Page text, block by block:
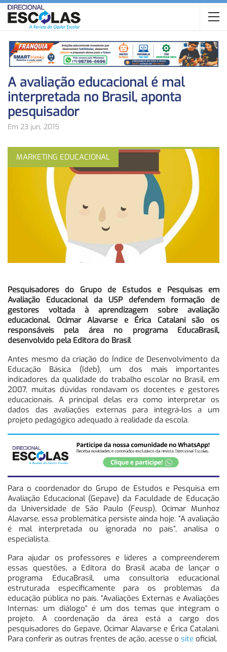
A avaliação educacional é mal
interpretada no Brasil, aponta
pesquisador
Em 23 jun, 2015
MARKETING EDUCACIONAL
Pesquisadores do Grupo de Estudos e Pesquisas em
Avaliação Educacional da USP defendem formação de
gestores voltada à aprendizagem sobre avaliação
educacional. Ocimar Alavarse e Érica Catalani são os
responsáveis pela área no programa EducaBrasil,
desenvolvido pela Editora do Brasil
Antes mesmo da criação do Índice de Desenvolvimento da
Educação Básica (Ideb), um dos mais importantes
indicadores da qualidade do trabalho escolar no Brasil, em
2007, muitas dúvidas rondavam os docentes e gestores
educacionais. A principal delas era como interpretar os
dados das avaliações externas para integrá-los a um
projeto pedagógico adequado à realidade da escola.
Para o coordenador do Grupo de Estudos e Pesquisa em
Avaliação Educacional (Gepave) da Faculdade de Educação
da Universidade de São Paulo (Feusp), Ocimar Munhoz
Alavarse, essa problemática persiste ainda hoje. “A avaliação
é mal interpretada ou ignorada no país”, analisa o
especialista.
Para ajudar os professores e líderes a compreenderem
essas questões, a Editora do Brasil acaba de lançar o
programa EducaBrasil, uma consultoria educacional
estruturada especificamente para os problemas da
educação pública no país. “Avaliações Externas e Avaliações
Internas: um diálogo” é um dos temas que integram o
projeto. A coordenação da área está a cargo dos
pesquisadores do Gepave, Ocimar Alavarse e Érica Catalani.
Para conferir as outras frentes de ação, acesse o site oficial.